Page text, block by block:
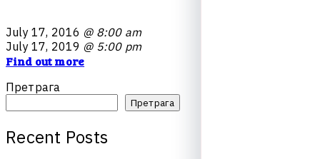
July 17, 2016 @ 8:00 am
July 17, 2019 @ 5:00 pm
Find out more
Претрага
Претрага
Recent Posts